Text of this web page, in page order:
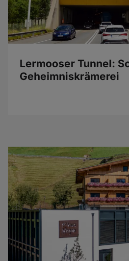
Lermooser Tunnel:
Geheimniskrämerei